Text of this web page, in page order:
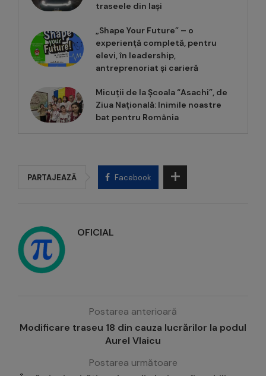
traseele din Iași
„Shape Your Future” – o
experiență completă, pentru
elevi, în leadership,
antreprenoriat și carieră
Micuții de la Școala “Asachi”, de
Ziua Națională: Inimile noastre
bat pentru România
PARTAJEAZĂ Facebook
OFICIAL
Postarea anterioară
Modificare traseu 18 din cauza lucrărilor la podul
Aurel Vlaicu
Postarea următoare